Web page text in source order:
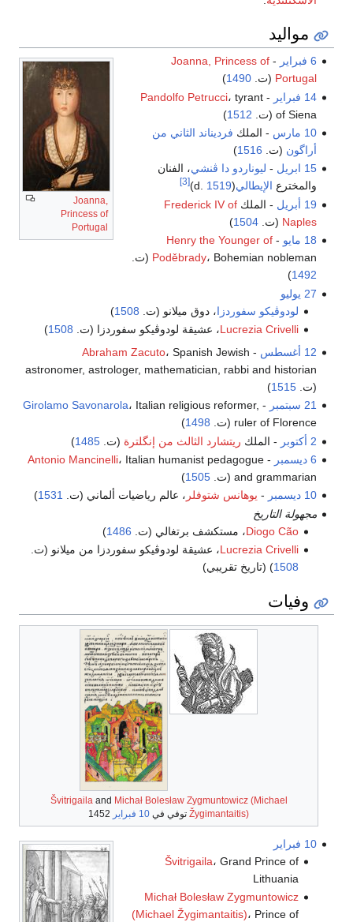
مواليد
Joanna,
Princess of
Portugal
6 فبراير -
Joanna, Princess of
Portugal (ت.1490
)
14 فبراير
-
Pandolfo Petrucci، tyrant
of Siena (ت.
1512
)
10 مارس
- الملك فرديناند الثاني من
أراگون (ت. 1516
)
15 ابريل
- ليوناردو دا ڤنشي، الفنان
والمخترع الإيطالي(d.
1519
)
[3]
19 أبريل - الملكFrederick IV of
Naples (ت.1504
)
18 مايو
-
Henry the Younger of
Poděbrady، Bohemian nobleman (ت.
1492
)
27 يوليو
لودوڤيكو سفوردزا، دوق ميلانو (ت. 1508
)
Lucrezia Crivelli، عشيقة لودوڤيكو سفوردزا (ت. 1508
)
12 أغسطس
-
Abraham Zacuto، Spanish Jewish
astronomer, astrologer, mathematician, rabbi and historian
(ت.1515
)
21 سبتمبر
-
Girolamo Savonarola، Italian religious reformer,
ruler of Florence (ت.
1498
)
2 أكتوبر
- الملك ريتشارد الثالث من إنگلترة (ت.1485
)
6 ديسمبر
-
Antonio Mancinelli، Italian humanist pedagogue
and grammarian (ت.
1505
)
10 ديسمبر
- يوهانس شتوفلر ، عالم رياضيات ألماني (ت. 1531
)
مجهولة التاريخ
Diogo Cão، مستكشف برتغالي (ت. 1486
)
Lucrezia Crivelli، عشيقة لودوڤيكو سفوردزا من ميلانو (ت.
1508) (تاريخ تقريبي)
وفيات
Švitrigaila and Michał Bolesław Zygmuntowicz (Michael
Žygimantaitis)توفي في 10 فبراير
10 فبراير
Švitrigaila، Grand Prince of
Lithuania
Michał Bolesław Zygmuntowicz
(Michael Žygimantaitis)، Prince of